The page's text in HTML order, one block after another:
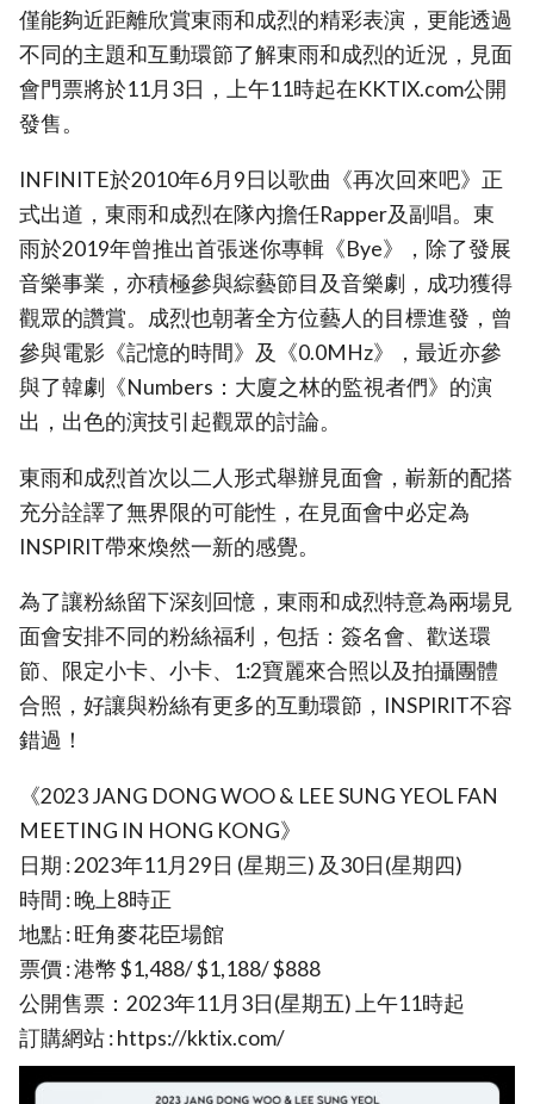
僅能夠近距離欣賞東雨和成烈的精彩表演，更能透過
不同的主題和互動環節了解東雨和成烈的近況，見面
會門票將於11月3日，上午11時起在KKTIX.com公開
發售。
INFINITE於2010年6月9日以歌曲《再次回來吧》正
式出道，東雨和成烈在隊內擔任Rapper及副唱。東
雨於2019年曾推出首張迷你專輯《Bye》，除了發展
音樂事業，亦積極參與綜藝節目及音樂劇，成功獲得
觀眾的讚賞。成烈也朝著全方位藝人的目標進發，曾
參與電影《記憶的時間》及《0.0MHz》，最近亦參
與了韓劇《Numbers：大廈之林的監視者們》的演
出，出色的演技引起觀眾的討論。
東雨和成烈首次以二人形式舉辦見面會，嶄新的配搭
充分詮譯了無界限的可能性，在見面會中必定為
INSPIRIT帶來煥然一新的感覺。
為了讓粉絲留下深刻回憶，東雨和成烈特意為兩場見
面會安排不同的粉絲福利，包括：簽名會、歡送環
節、限定小卡、小卡、1:2寶麗來合照以及拍攝團體
合照，好讓與粉絲有更多的互動環節，INSPIRIT不容
錯過！
《2023 JANG DONG WOO & LEE SUNG YEOL FAN
MEETING IN HONG KONG》
日期 : 2023年11月29日 (星期三) 及30日(星期四)
時間 : 晚上8時正
地點 : 旺角麥花臣場館
票價 : 港幣 $1,488/ $1,188/ $888
公開售票：2023年11月3日(星期五) 上午11時起
訂購網站 : https://kktix.com/